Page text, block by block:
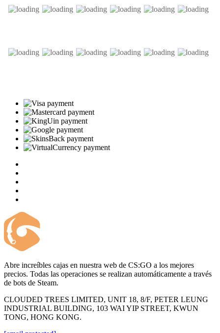
Abre increíbles cajas en nuestra web de CS:GO a los mejores
precios. Todas las operaciones se realizan automáticamente a través
de bots de Steam.
CLOUDED TREES LIMITED, UNIT 18, 8/F, PETER LEUNG
INDUSTRIAL BUILDING, 103 WAI YIP STREET, KWUN
TONG, HONG KONG.